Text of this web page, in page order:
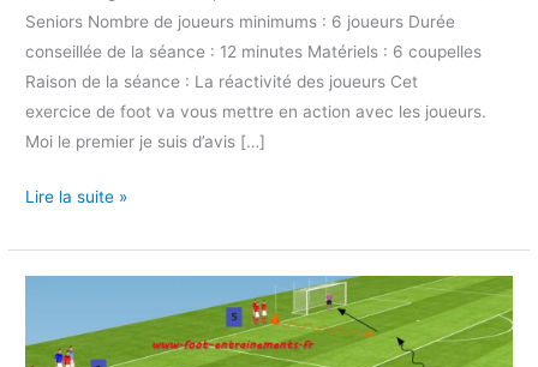
Seniors Nombre de joueurs minimums : 6 joueurs Durée
conseillée de la séance : 12 minutes Matériels : 6 coupelles
Raison de la séance : La réactivité des joueurs Cet
exercice de foot va vous mettre en action avec les joueurs.
Moi le premier je suis d’avis […]
Lire la suite »
Finir